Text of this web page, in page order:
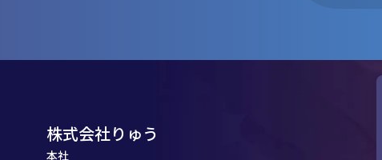
株式会社りゅう
本社